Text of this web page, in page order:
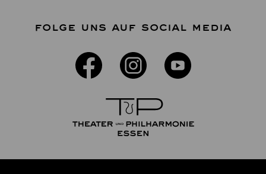
FOLGE UNS AUF SOCIAL MEDIA